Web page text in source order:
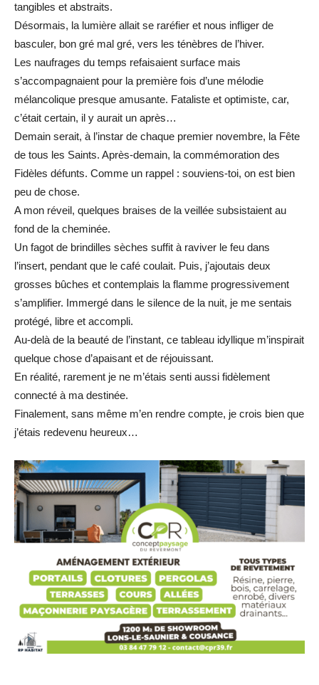
tangibles et abstraits.
Désormais, la lumière allait se raréfier et nous infliger de
basculer, bon gré mal gré, vers les ténèbres de l’hiver.
Les naufrages du temps refaisaient surface mais
s’accompagnaient pour la première fois d’une mélodie
mélancolique presque amusante. Fataliste et optimiste, car,
c’était certain, il y aurait un après…
Demain serait, à l’instar de chaque premier novembre, la Fête
de tous les Saints. Après-demain, la commémoration des
Fidèles défunts. Comme un rappel : souviens-toi, on est bien
peu de chose.
A mon réveil, quelques braises de la veillée subsistaient au
fond de la cheminée.
Un fagot de brindilles sèches suffit à raviver le feu dans
l’insert, pendant que le café coulait. Puis, j’ajoutais deux
grosses bûches et contemplais la flamme progressivement
s’amplifier. Immergé dans le silence de la nuit, je me sentais
protégé, libre et accompli.
Au-delà de la beauté de l’instant, ce tableau idyllique m’inspirait
quelque chose d’apaisant et de réjouissant.
En réalité, rarement je ne m’étais senti aussi fidèlement
connecté à ma destinée.
Finalement, sans même m’en rendre compte, je crois bien que
j’étais redevenu heureux…